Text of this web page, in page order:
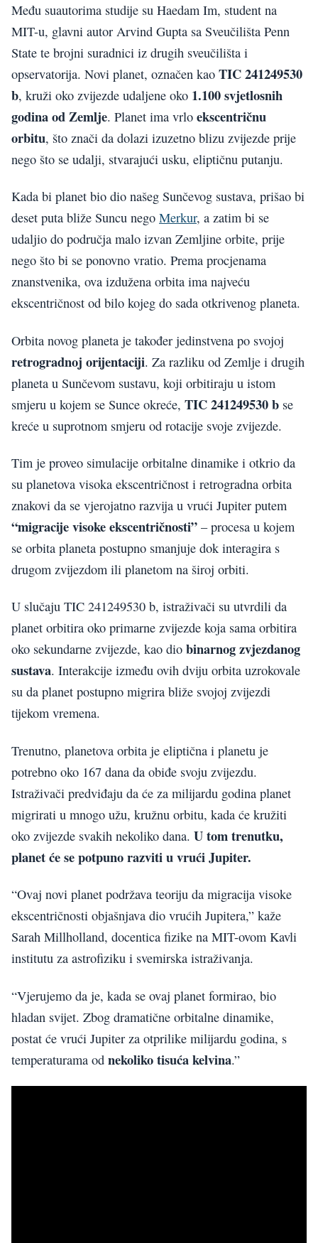
Među suautorima studije su Haedam Im, student na
MIT-u, glavni autor Arvind Gupta sa Sveučilišta Penn
State te brojni suradnici iz drugih sveučilišta i
opservatorija. Novi planet, označen kao TIC 241249530
b, kruži oko zvijezde udaljene oko 1.100 svjetlosnih
godina od Zemlje. Planet ima vrlo ekscentričnu
orbitu, što znači da dolazi izuzetno blizu zvijezde prije
nego što se udalji, stvarajući usku, eliptičnu putanju.
Kada bi planet bio dio našeg Sunčevog sustava, prišao bi
deset puta bliže Suncu nego Merkur, a zatim bi se
udaljio do područja malo izvan Zemljine orbite, prije
nego što bi se ponovno vratio. Prema procjenama
znanstvenika, ova izdužena orbita ima najveću
ekscentričnost od bilo kojeg do sada otkrivenog planeta.
Orbita novog planeta je također jedinstvena po svojoj
retrogradnoj orijentaciji. Za razliku od Zemlje i drugih
planeta u Sunčevom sustavu, koji orbitiraju u istom
smjeru u kojem se Sunce okreće, TIC 241249530 b se
kreće u suprotnom smjeru od rotacije svoje zvijezde.
Tim je proveo simulacije orbitalne dinamike i otkrio da
su planetova visoka ekscentričnost i retrogradna orbita
znakovi da se vjerojatno razvija u vrući Jupiter putem
“migracije visoke ekscentričnosti” – procesa u kojem
se orbita planeta postupno smanjuje dok interagira s
drugom zvijezdom ili planetom na široj orbiti.
U slučaju TIC 241249530 b, istraživači su utvrdili da
planet orbitira oko primarne zvijezde koja sama orbitira
oko sekundarne zvijezde, kao dio binarnog zvjezdanog
sustava. Interakcije između ovih dviju orbita uzrokovale
su da planet postupno migrira bliže svojoj zvijezdi
tijekom vremena.
Trenutno, planetova orbita je eliptična i planetu je
potrebno oko 167 dana da obiđe svoju zvijezdu.
Istraživači predviđaju da će za milijardu godina planet
migrirati u mnogo užu, kružnu orbitu, kada će kružiti
oko zvijezde svakih nekoliko dana. U tom trenutku,
planet će se potpuno razviti u vrući Jupiter.
“Ovaj novi planet podržava teoriju da migracija visoke
ekscentričnosti objašnjava dio vrućih Jupitera,” kaže
Sarah Millholland, docentica fizike na MIT-ovom Kavli
institutu za astrofiziku i svemirska istraživanja.
“Vjerujemo da je, kada se ovaj planet formirao, bio
hladan svijet. Zbog dramatične orbitalne dinamike,
postat će vrući Jupiter za otprilike milijardu godina, s
temperaturama od nekoliko tisuća kelvina.”